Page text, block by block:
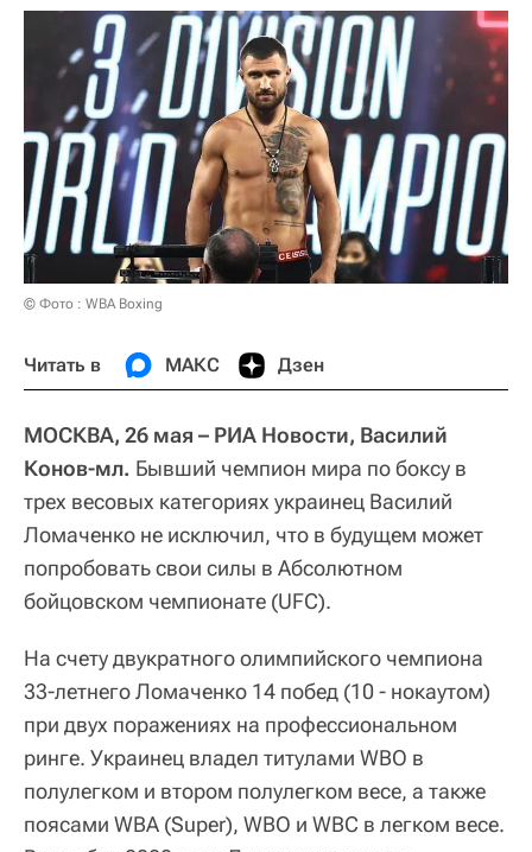
© Фото : WBA Boxing
Читать в МАКС Дзен
МОСКВА, 26 мая – РИА Новости, Василий
Конов-мл. Бывший чемпион мира по боксу в
трех весовых категориях украинец Василий
Ломаченко не исключил, что в будущем может
попробовать свои силы в Абсолютном
бойцовском чемпионате (UFC).
На счету двукратного олимпийского чемпиона
33-летнего Ломаченко 14 побед (10 - нокаутом)
при двух поражениях на профессиональном
ринге. Украинец владел титулами WBO в
полулегком и втором полулегком весе, а также
поясами WBA (Super), WBO и WBC в легком весе.